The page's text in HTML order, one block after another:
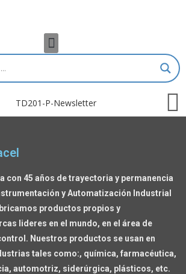
con 45 años de trayectoria y permanencia
y Automatización Industrial
productos propios y
lideres en el mundo, en el área de
Nuestros productos se usan en
tales como:, química, farmacéutica,
automotriz, siderúrgica, plásticos, etc.